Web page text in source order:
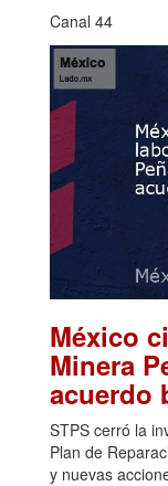
Canal 44
México
Minera
acuerdo
STPS cerró la
Plan de
y nuevas